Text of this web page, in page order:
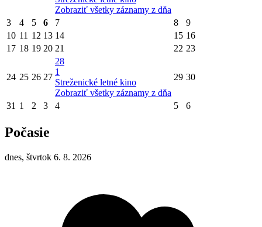
Zobraziť všetky záznamy z dňa
3 4 5 6 7 8
9
10 11 12 13 14 15 16
17 18 19 20 21 22 23
24 25 26 27
28
1
Streženické letné kino
Zobraziť všetky záznamy z dňa
29 30
31 1 2 3 4 5 6
Počasie
dnes, štvrtok 6. 8. 2026